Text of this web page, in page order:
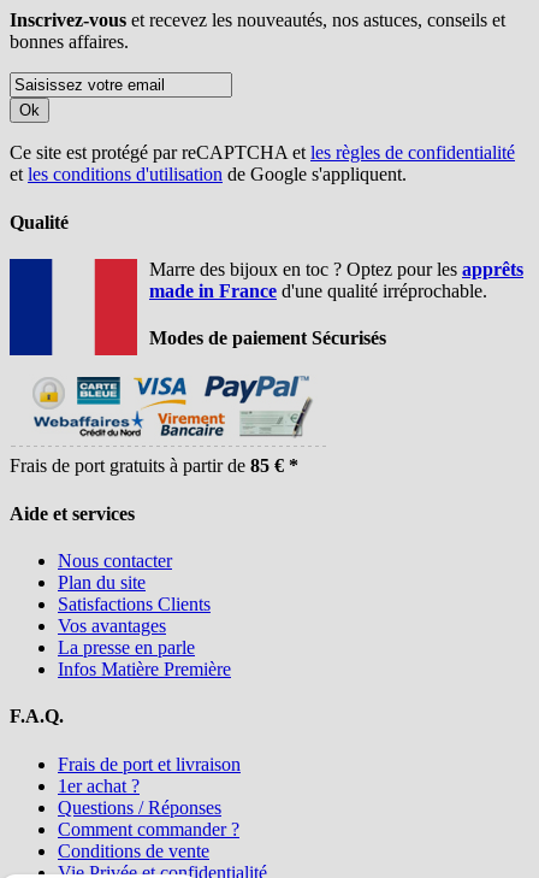
Inscrivez-vous et recevez les nouveautés, nos astuces, conseils et
bonnes affaires.
Ok
Ce site est protégé par reCAPTCHA etles règles de confidentialité
etles conditions d'utilisation de Google s'appliquent.
Qualité
Marre des bijoux en toc ? Optez pour les apprêts
made in France d'une qualité irréprochable.
Modes de paiement Sécurisés
Frais de port gratuits à partir de 85 € *
Aide et services
Nous contacter
Plan du site
Satisfactions Clients
Vos avantages
La presse en parle
Infos Matière Première
F.A.Q.
Frais de port et livraison
1er achat ?
Questions / Réponses
Comment commander ?
Conditions de vente
Vie Privée et confidentialité